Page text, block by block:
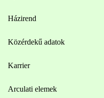
Házirend
Közérdekű adatok
Karrier
Arculati elemek